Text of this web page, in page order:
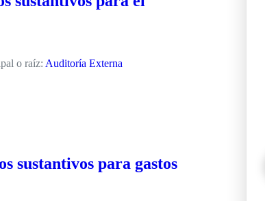
o raíz: Auditoría Externa
sustantivos para gastos